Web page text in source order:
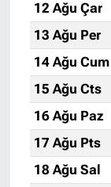
12 Ağu Çar
13 Ağu Per
14 Ağu Cum
15 Ağu Cts
16 Ağu Paz
17 Ağu Pts
18 Ağu Sal